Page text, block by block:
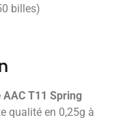
billes)
AAC T11 Spring
qualité en 0,25g à